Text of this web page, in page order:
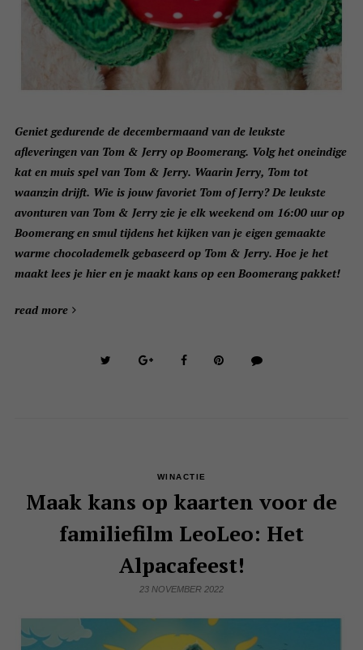
Geniet gedurende de decembermaand van de leukste
afleveringen van Tom & Jerry op Boomerang. Volg het oneindige
kat en muis spel van Tom & Jerry. Waarin Jerry, Tom tot
waanzin drijft. Wie is jouw favoriet Tom of Jerry? De leukste
avonturen van Tom & Jerry zie je elk weekend om 16:00 uur op
Boomerang en smul tijdens het kijken van je eigen gemaakte
warme chocolademelk gebaseerd op Tom & Jerry. Hoe je het
maakt lees je hier en je maakt kans op een Boomerang pakket!
read more
WINACTIE
Maak kans op kaarten voor de
familiefilm LeoLeo: Het
Alpacafeest!
23 NOVEMBER 2022